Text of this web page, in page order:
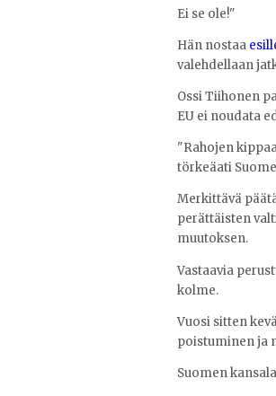
Ei se ole!"
Hän nostaa
valehdellaan
Ossi Tiihonen
EU ei noudata
"Rahojen
törkeäati
Merkittävä
perättäisten
muutoksen.
Vastaavia
kolme.
Vuosi sitten
poistuminen ja
Suomen